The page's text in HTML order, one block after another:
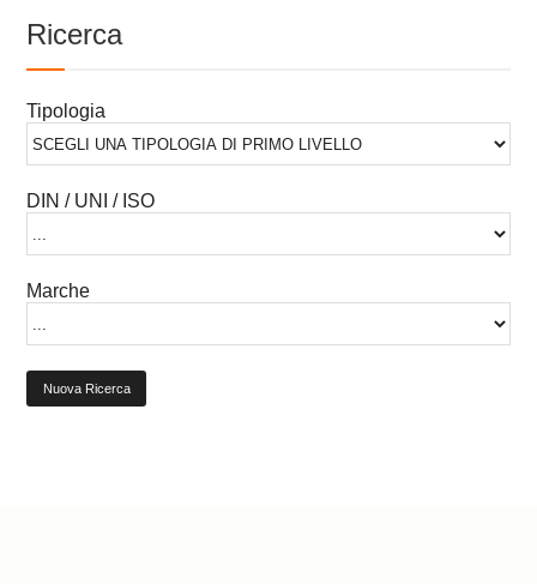
Ricerca
Tipologia
DIN / UNI / ISO
Marche
Nuova Ricerca